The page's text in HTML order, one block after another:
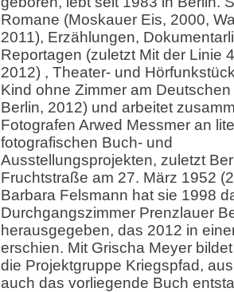
Romane (Moskauer Eis, 2000,
2011), Erzählungen,
Reportagen (zuletzt Mit der Linie
2012) , Theater- und
Kind ohne Zimmer am
Berlin, 2012) und arbeitet
Fotografen Arwed Messmer an
fotografischen Buch- und
Ausstellungsprojekten, zuletzt
Fruchtstraße am 27. März 1952
Barbara Felsmann hat sie 1998
Durchgangszimmer Prenzlauer
herausgegeben, das 2012 in
erschien. Mit Grischa Meyer
die Projektgruppe Kriegspfad,
auch das vorliegende Buch